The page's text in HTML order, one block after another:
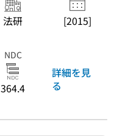
法研 [2015]
NDC
364.4
詳細を見
る